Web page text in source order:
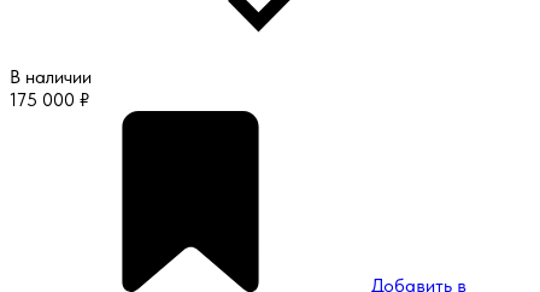
В наличии
175 000 ₽
Добавить в